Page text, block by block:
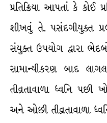
પ્રતિક્રિયા આપતાં કે કોઈ
શીખવું તે. પસંદગીયુક્ત
સંયુક્ત ઉપયોગ દ્વારા
સામાન્યીકરણ બાદ
તીવ્રતાવાળા ધ્વનિ
અને ઓછી તીવ્રતાવાળા